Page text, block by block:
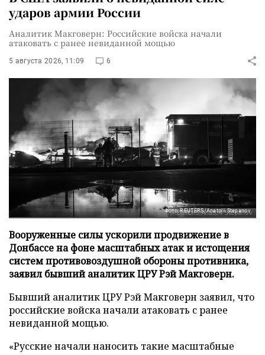
ударов армии России
Аналитик Макговерн: Российские войска начали
атаковать с ранее невиданной мощью
5 августа 2026, 11:09 6
Фото: REUTERS/Anatolii Stepanov
Вооруженные силы ускорили продвижение в
Донбассе на фоне масштабных атак и истощения
систем противовоздушной обороны противника,
заявил бывший аналитик ЦРУ Рэй Макговерн.
Бывший аналитик ЦРУ Рэй Макговерн заявил, что
российские войска начали атаковать с ранее
невиданной мощью.
«Русские начали наносить такие масштабные